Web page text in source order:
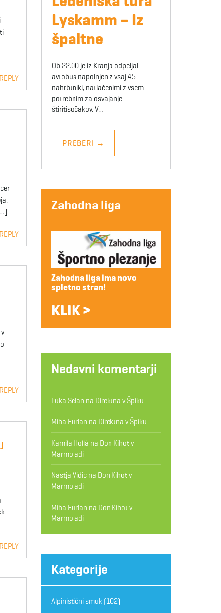
Lyskamm – Iz
špaltne
Ob 22.00 je iz Kranja odpeljal
avtobus napolnjen z vsaj 45
nahrbtniki, natlačenimi z vsem
potrebnim za osvajanje
štiritisočakov. V…
PREBERI →
Zahodna liga
Zahodna liga ima novo
spletno stran!
KLIK >
Nedavni komentarji
Luka Selan na Direktna v Špiku
Miha Furlan na Direktna v Špiku
Kamila Hollá na Don Kihot v
Marmoladi
Nastja Vidicna Don Kihot v
Marmoladi
Miha Furlan na Don Kihot v
Marmoladi
Kategorije
Alpinistični smuk(102)